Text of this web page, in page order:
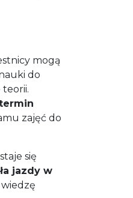
mogą
do
zajęć do
się
jazdy w